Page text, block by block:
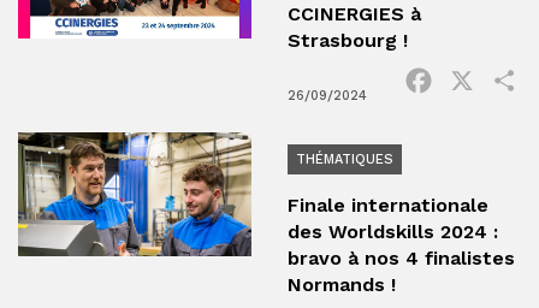
CCINERGIES à
Strasbourg !
26/09/2024
Facebook
THÉMATIQUES
Finale internationale
des Worldskills 2024 :
bravo à nos 4 finalistes
Normands !